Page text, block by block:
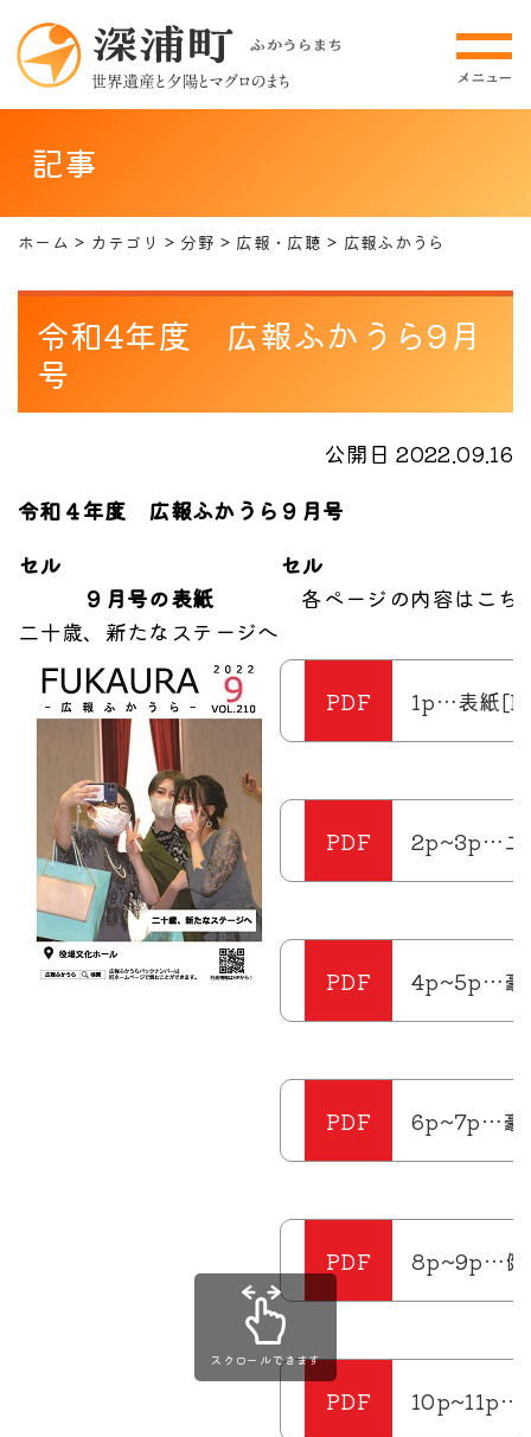
記事
ホーム カテゴリ 分野 広報・広聴 広報ふかうら
令和4年度 広報ふかうら9月
号
公開日 2022.09.16
令和４年度 広報ふかうら９月号
セル
セル
９月号の表紙
二十歳、新たなステージへ
各ページの内容はこち
1p…表紙
2p~3p…二
4p~5p…豪
6p~7p…豪
8p~9p…健
10p~11p…
スクロールできます